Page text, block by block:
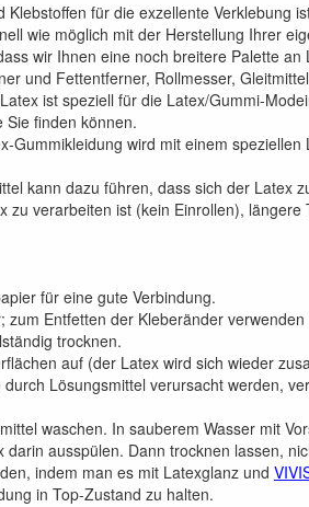
für die exzellente Verklebung
wie möglich mit der Herstellung Ihrer
wir Ihnen eine noch breitere Palette
und Fettentferner, Rollmesser,
ist speziell für die Latex/Gummi-
finden können.
wird mit einem
kann dazu führen, dass sich der Latex
verarbeiten ist (kein Einrollen), längere
für eine gute Verbindung.
Entfetten der Kleberänder
trocknen.
auf (der Latex wird sich wieder
Lösungsmittel verursacht werden,
waschen. In sauberem Wasser mit
ausspülen. Dann trocknen lassen,
indem man es mit Latexglanz und
in Top-Zustand zu halten.